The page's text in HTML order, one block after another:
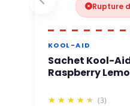
Rupture
KOOL-AID
Sachet Kool-
Raspberry
(3)